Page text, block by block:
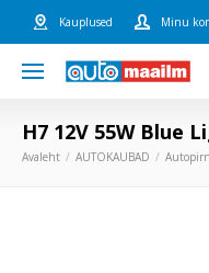
Kauplused Minu
H7 12V 55W Blue
Avaleht AUTOKAUBAD